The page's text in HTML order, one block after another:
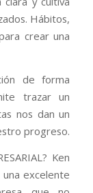
Hábitos,
crear una
de forma
trazar un
nos dan un
progreso.
Ken
una excelente